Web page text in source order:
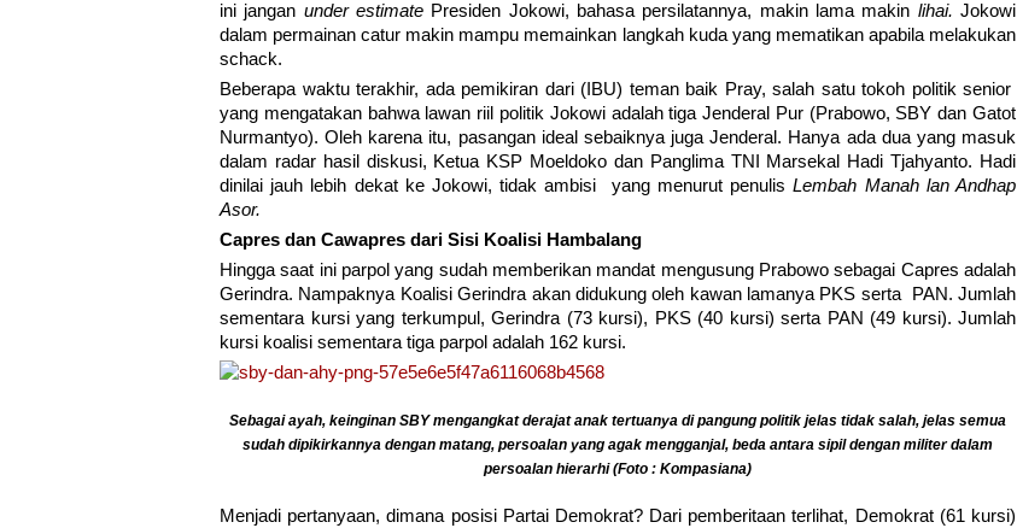
ini jangan under estimate Presiden Jokowi, bahasa persilatannya, makin lama makin lihai.Jokowi
dalam permainan catur makin mampu memainkan langkah kuda yang mematikan apabila melakukan
schack.
Beberapa waktu terakhir, ada pemikiran dari (IBU) teman baik Pray, salah satu tokoh politik senior
yang mengatakan bahwa lawan riil politik Jokowi adalah tiga Jenderal Pur (Prabowo, SBY dan Gatot
Nurmantyo). Oleh karena itu, pasangan ideal sebaiknya juga Jenderal. Hanya ada dua yang masuk
dalam radar hasil diskusi, Ketua KSP Moeldoko dan Panglima TNI Marsekal Hadi Tjahyanto. Hadi
dinilai jauh lebih dekat ke Jokowi, tidak ambisi yang menurut penulisLembah Manah lan Andhap
Asor.
Capres dan Cawapres dari Sisi Koalisi Hambalang
Hingga saat ini parpol yang sudah memberikan mandat mengusung Prabowo sebagai Capres adalah
Gerindra. Nampaknya Koalisi Gerindra akan didukung oleh kawan lamanya PKS serta PAN. Jumlah
sementara kursi yang terkumpul, Gerindra (73 kursi), PKS (40 kursi) serta PAN (49 kursi). Jumlah
kursi koalisi sementara tiga parpol adalah 162 kursi.
Sebagai ayah, keinginan SBY mengangkat derajat anak tertuanya di pangung politik jelas tidak salah, jelas semua
sudah dipikirkannya dengan matang, persoalan yang agak mengganjal, beda antara sipil dengan militer dalam
persoalan hierarhi (Foto : Kompasiana)
Menjadi pertanyaan, dimana posisi Partai Demokrat? Dari pemberitaan terlihat, Demokrat (61 kursi)